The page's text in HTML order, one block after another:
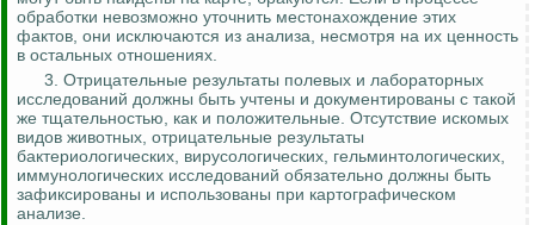
обработки невозможно уточнить местонахождение этих
фактов, они исключаются из анализа, несмотря на их ценность
в остальных отношениях.
3. Отрицательные результаты полевых и лабораторных
исследований должны быть учтены и документированы с такой
же тщательностью, как и положительные. Отсутствие искомых
видов животных, отрицательные результаты
бактериологических, вирусологических, гельминтологических,
иммунологических исследований обязательно должны быть
зафиксированы и использованы при картографическом
анализе.